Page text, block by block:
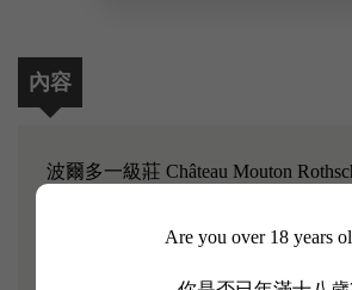
Are you over 18 years
內容
波爾多一級莊 Château Mouton
Rougemont 設計！ 2011 係一個將精